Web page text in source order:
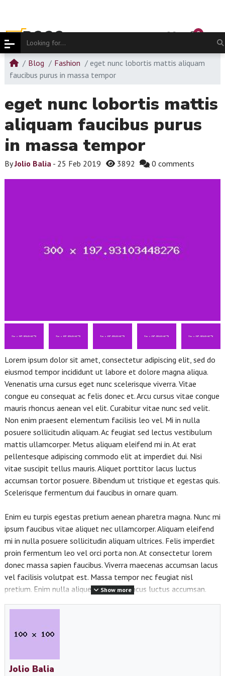
0
Blog Fashion
eget nunc lobortis mattis aliquam
faucibus purus in massa tempor
eget nunc lobortis mattis
aliquam faucibus purus
in massa tempor
ByJolio Balia - 25 Feb 2019 3892 0 comments
Lorem ipsum dolor sit amet, consectetur adipiscing elit, sed do
eiusmod tempor incididunt ut labore et dolore magna aliqua.
Venenatis urna cursus eget nunc scelerisque viverra. Vitae
congue eu consequat ac felis donec et. Arcu cursus vitae congue
mauris rhoncus aenean vel elit. Curabitur vitae nunc sed velit.
Non enim praesent elementum facilisis leo vel. Mi in nulla
posuere sollicitudin aliquam. Ac feugiat sed lectus vestibulum
mattis ullamcorper. Metus aliquam eleifend mi in. At erat
pellentesque adipiscing commodo elit at imperdiet dui. Nisi
vitae suscipit tellus mauris. Aliquet porttitor lacus luctus
accumsan tortor posuere. Bibendum ut tristique et egestas quis.
Scelerisque fermentum dui faucibus in ornare quam.
Enim eu turpis egestas pretium aenean pharetra magna. Nunc mi
ipsum faucibus vitae aliquet nec ullamcorper. Aliquam eleifend
mi in nulla posuere sollicitudin aliquam ultrices. Felis imperdiet
proin fermentum leo vel orci porta non. At consectetur lorem
donec massa sapien faucibus. Viverra maecenas accumsan lacus
vel facilisis volutpat est. Massa tempor nec feugiat nisl
pretium. Enim nulla aliquet porttitor lacus luctus accumsan.
turpis egestas sed tempus urna. Vulputate mi sit amet mauris
lobortis scelerisque fermentum. Volutpat est velit egestas dui
id.
Show more
Jolio Balia